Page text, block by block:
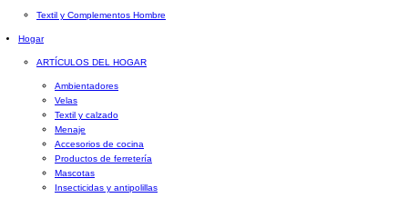
Textil y Complementos Hombre
Hogar
ARTÍCULOS DEL HOGAR
Ambientadores
Velas
Textil y calzado
Menaje
Accesorios de cocina
Productos de ferretería
Mascotas
Insecticidas y antipolillas